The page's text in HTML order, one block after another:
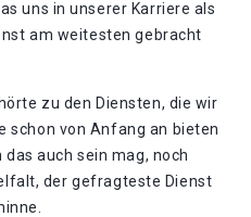
uns in unserer Karriere als
am weitesten gebracht
zu den Diensten, die wir
schon von Anfang an bieten
auch sein mag, noch
der gefragteste Dienst